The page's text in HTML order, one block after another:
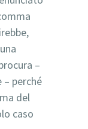
–
perché
del
caso